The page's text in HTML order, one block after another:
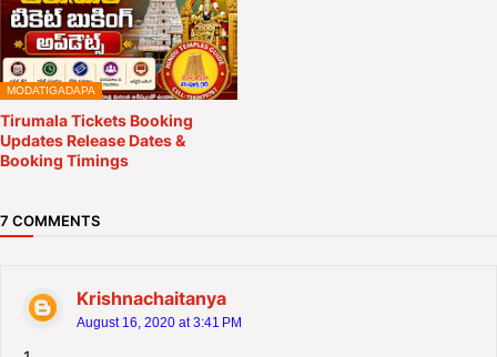
MODATIGADAPA
Tirumala Tickets Booking
Updates Release Dates &
Booking Timings
7 COMMENTS
Krishnachaitanya
August 16, 2020 at 3:41 PM